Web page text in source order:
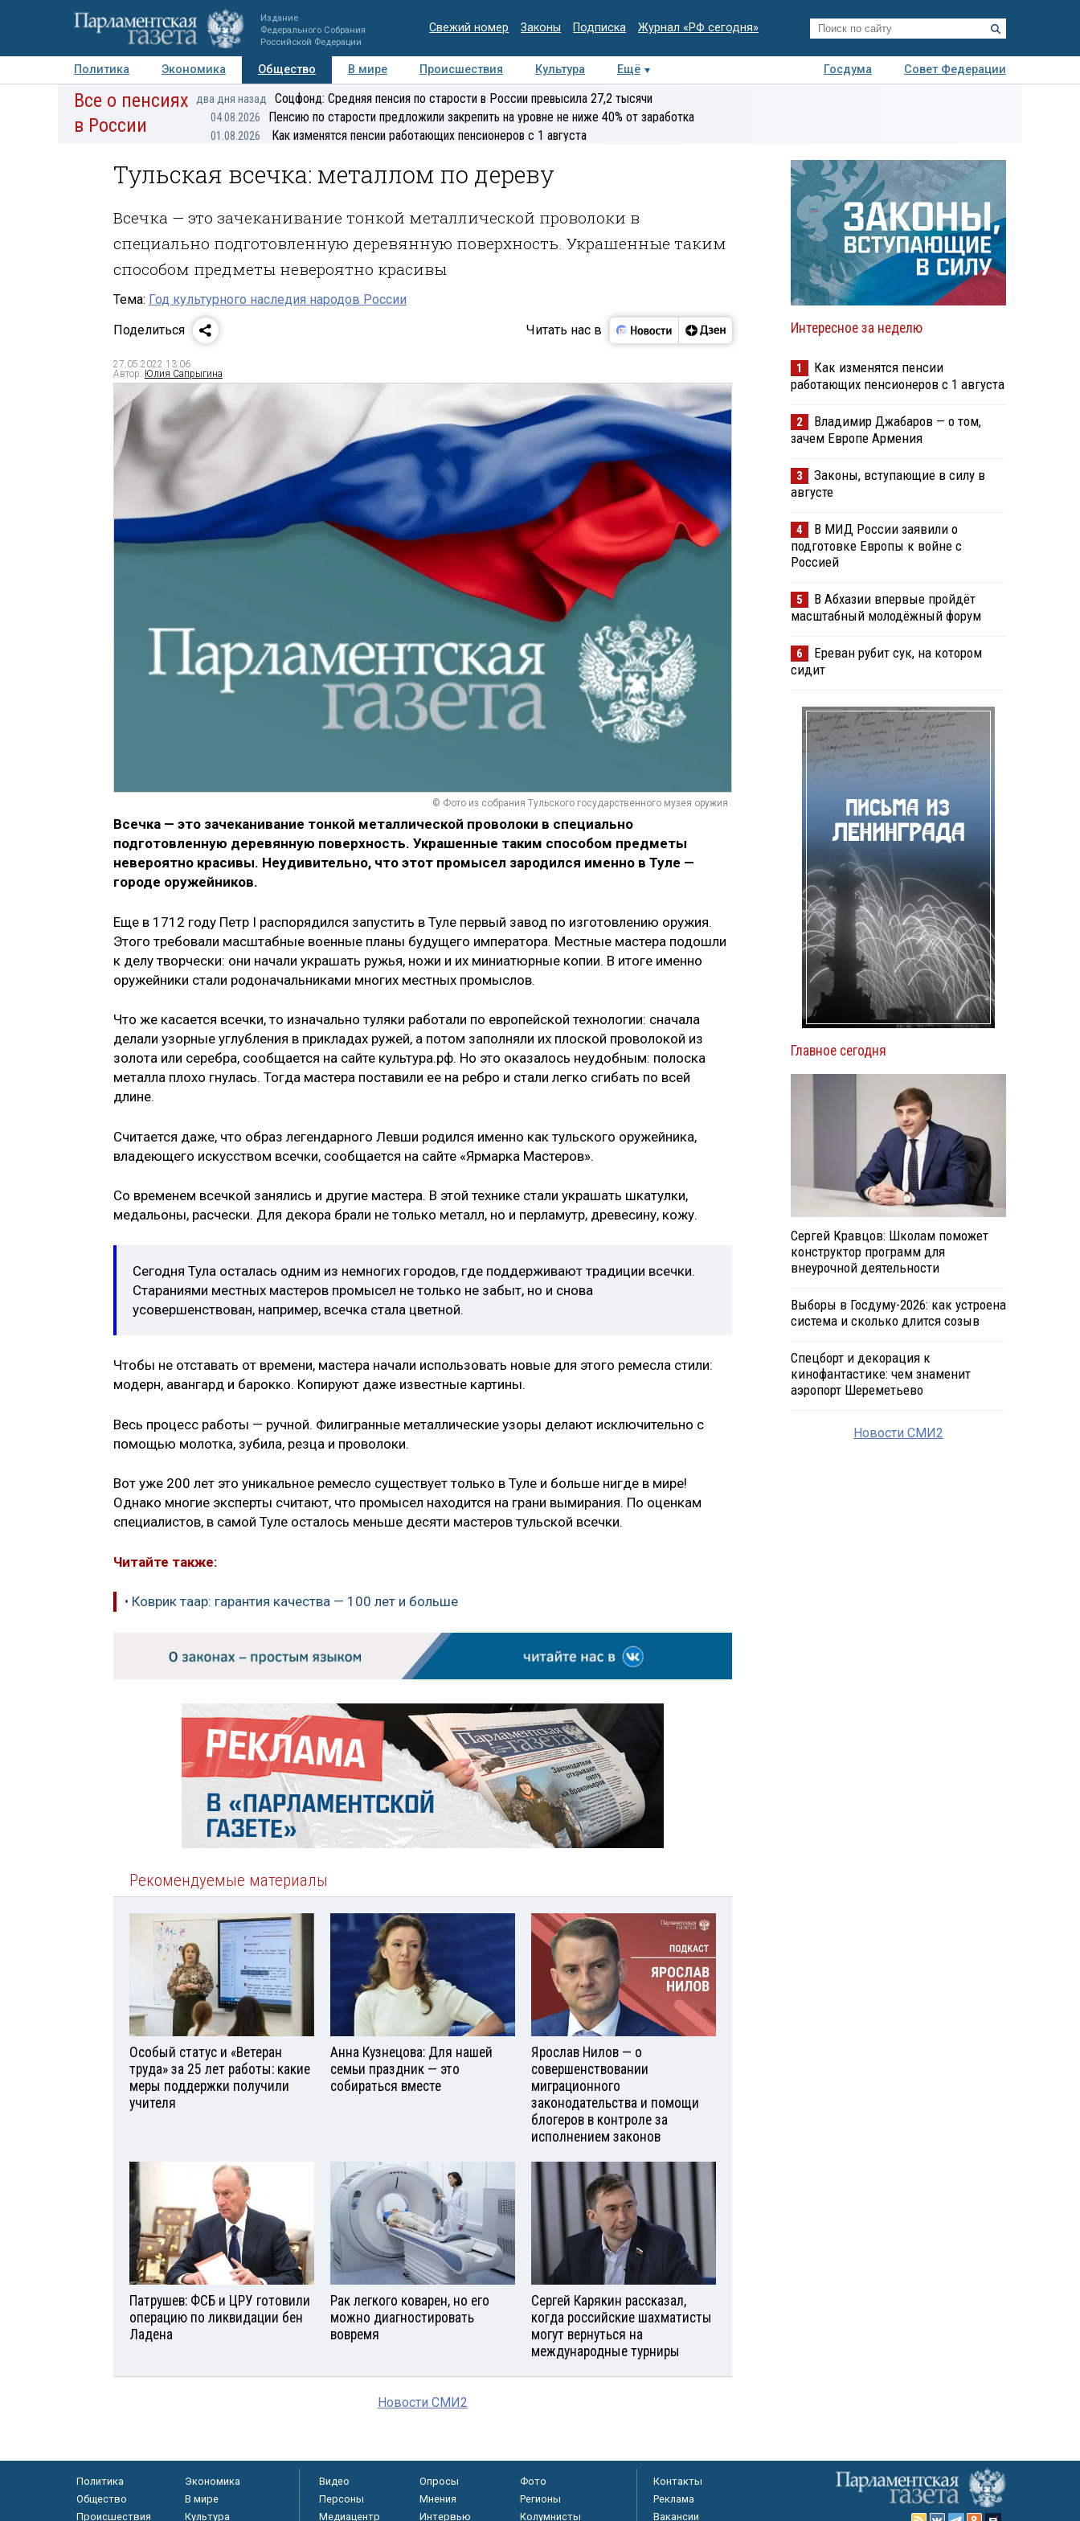
Издание
Федерального Собрания
Российской Федерации
Свежий номер Законы Подписка Журнал «РФ сегодня»
Политика Экономика Общество В мире Происшествия Культура Ещё Госдума
Совет Федерации
Авторы Персоны Мнения Регионы Медиацентр Интервью Колумнисты
Все о пенсиях
в России
два дня назад Соцфонд: Средняя пенсия по старости в России превысила 27,2 тысячи
04.08.2026 Пенсию по старости предложили закрепить на уровне не ниже 40% от заработка
01.08.2026 Как изменятся пенсии работающих пенсионеров с 1 августа
Тульская всечка: металлом по дереву
Всечка — это зачеканивание тонкой металлической проволоки в
специально подготовленную деревянную поверхность. Украшенные таким
способом предметы невероятно красивы
Тема: Год культурного наследия народов России
Поделиться
Читать нас в
27.05.2022 13:06
Автор: Юлия Сапрыгина
© ​​​​​​​Фото из собрания Тульского государственного музея оружия
Всечка — это зачеканивание тонкой металлической проволоки в специально
подготовленную деревянную поверхность. Украшенные таким способом предметы
невероятно красивы. Неудивительно, что этот промысел зародился именно в Туле —
городе оружейников.
Еще в 1712 году Петр I распорядился запустить в Туле первый завод по изготовлению оружия.
Этого требовали масштабные военные планы будущего императора. Местные мастера подошли
к делу творчески: они начали украшать ружья, ножи и их миниатюрные копии. В итоге именно
оружейники стали родоначальниками многих местных промыслов.
Что же касается всечки, то изначально туляки работали по европейской технологии: сначала
делали узорные углубления в прикладах ружей, а потом заполняли их плоской проволокой из
золота или серебра, сообщается на сайте культура.рф. Но это оказалось неудобным: полоска
металла плохо гнулась. Тогда мастера поставили ее на ребро и стали легко сгибать по всей
длине.
Считается даже, что образ легендарного Левши родился именно как тульского оружейника,
владеющего искусством всечки, сообщается на сайте «Ярмарка Мастеров».
Со временем всечкой занялись и другие мастера. В этой технике стали украшать шкатулки,
медальоны, расчески. Для декора брали не только металл, но и перламутр, древесину, кожу.
Сегодня Тула осталась одним из немногих городов, где поддерживают традиции всечки.
Стараниями местных мастеров промысел не только не забыт, но и снова
усовершенствован, например, всечка стала цветной.
Чтобы не отставать от времени, мастера начали использовать новые для этого ремесла стили:
модерн, авангард и барокко. Копируют даже известные картины.
Весь процесс работы — ручной. Филигранные металлические узоры делают исключительно с
помощью молотка, зубила, резца и проволоки.
Вот уже 200 лет это уникальное ремесло существует только в Туле и больше нигде в мире!
Однако многие эксперты считают, что промысел находится на грани вымирания. По оценкам
специалистов, в самой Туле осталось меньше десяти мастеров тульской всечки.
Читайте также:
• Коврик таар: гарантия качества — 100 лет и больше
Рекомендуемые материалы
Особый статус и «Ветеран
труда» за 25 лет работы: какие
меры поддержки получили
учителя
Анна Кузнецова: Для нашей
семьи праздник — это
собираться вместе
Ярослав Нилов — о
совершенствовании
миграционного
законодательства и помощи
блогеров в контроле за
исполнением законов
Патрушев: ФСБ и ЦРУ готовили
операцию по ликвидации бен
Ладена
Рак легкого коварен, но его
можно диагностировать
вовремя
Сергей Карякин рассказал,
когда российские шахматисты
могут вернуться на
международные турниры
Новости СМИ2
Интересное за неделю
1
Как изменятся пенсии
работающих пенсионеров с 1 августа
2
Владимир Джабаров — о том,
зачем Европе Армения
3
Законы, вступающие в силу в
августе
4
В МИД России заявили о
подготовке Европы к войне с
Россией
5
В Абхазии впервые пройдёт
масштабный молодёжный форум
6
Ереван рубит сук, на котором
сидит
Главное сегодня
Сергей Кравцов: Школам поможет
конструктор программ для
внеурочной деятельности
Выборы в Госдуму-2026: как устроена
система и сколько длится созыв
Спецборт и декорация к
кинофантастике: чем знаменит
аэропорт Шереметьево
Новости СМИ2
Политика
Экономика
Общество
В мире
Происшествия
Культура
Видео Опросы
Фото
Персоны
Мнения
Регионы
Медиацентр
Интервью Колумнисты
Контакты
Реклама
Вакансии